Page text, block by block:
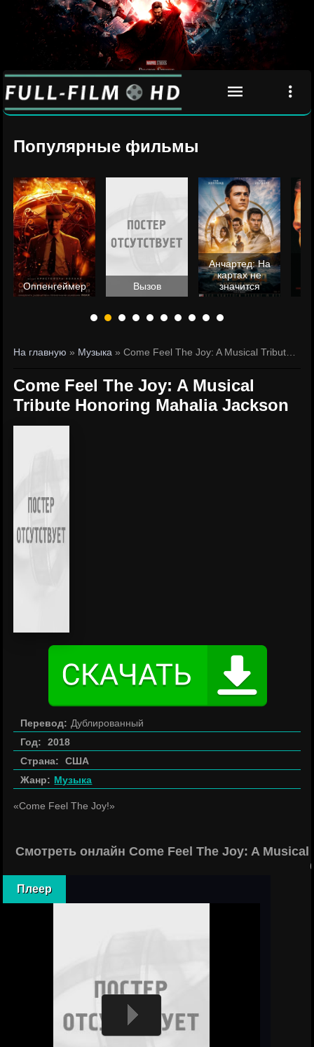
Популярные фильмы
Оппенгеймер Вызов
Анчартед: На
картах не
значится
На главную » Музыка » Come Feel The Joy: A Musical Tribute Honoring Mahalia Jackson
Come Feel The Joy: A Musical
Tribute Honoring Mahalia Jackson
Перевод: Дублированный
Год:
2018
Страна:
США
Жанр: Музыка
«Come Feel The Joy!»
Смотреть онлайн Come Feel The Joy: A
Плеер